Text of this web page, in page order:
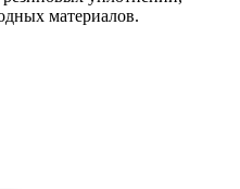
материалов.